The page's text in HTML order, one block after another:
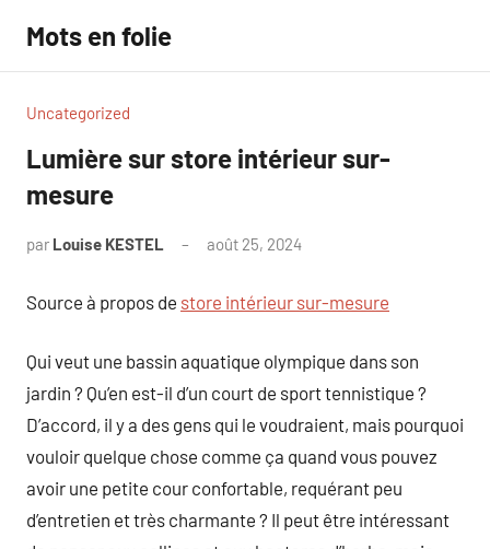
contenu
Mots en folie
Uncategorized
Lumière sur store intérieur sur-
mesure
par Louise KESTEL août 25, 2024
Source à propos de store intérieur sur-mesure
Qui veut une bassin aquatique olympique dans son
jardin ? Qu’en est-il d’un court de sport tennistique ?
D’accord, il y a des gens qui le voudraient, mais pourquoi
vouloir quelque chose comme ça quand vous pouvez
avoir une petite cour confortable, requérant peu
d’entretien et très charmante ? Il peut être intéressant